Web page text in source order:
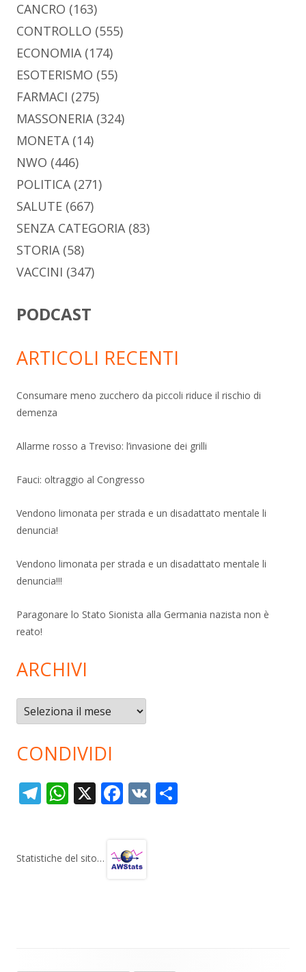
CANCRO (163)
CONTROLLO (555)
ECONOMIA(174)
ESOTERISMO (55)
FARMACI (275)
MASSONERIA(324)
MONETA(14)
NWO (446)
POLITICA(271)
SALUTE (667)
SENZA CATEGORIA(83)
STORIA(58)
VACCINI (347)
PODCAST
ARTICOLI RECENTI
Consumare meno zucchero da piccoli riduce il rischio di
demenza
Allarme rosso a Treviso: l’invasione dei grilli
Fauci: oltraggio al Congresso
Vendono limonata per strada e un disadattato mentale li
denuncia!
Vendono limonata per strada e un disadattato mentale li
denuncia!!!
Paragonare lo Stato Sionista alla Germania nazista non è
reato!
ARCHIVI
Archivi
CONDIVIDI
T
gr
W
s
X F
b
V
Statistiche del sito…